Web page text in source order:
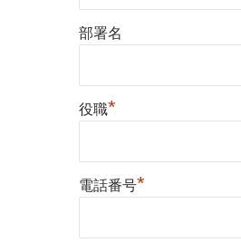
部署名
役職*
電話番号*